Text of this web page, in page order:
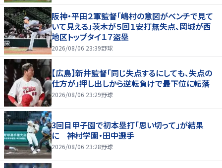
阪神・平田２軍監督「嶋村の意図がベンチで見て
いて見える」茨木が５回１安打無失点、岡城が西
地区トップタイ１７盗塁
2026/08/06 23:39野球
【広島】新井監督「同じ失点するにしても、失点の
仕方が」押し出しから逆転負けで最下位に転落
2026/08/06 23:29野球
3回目甲子園で初本塁打「思い切って」が結果
に 神村学園・田中選手
2026/08/06 23:28野球